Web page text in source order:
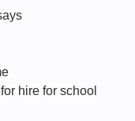
hire for school